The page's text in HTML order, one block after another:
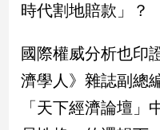
焦
觀
點
時代割地賠款」？
國際權威分析也印
濟學人》雜誌副總
「天下經濟論壇」